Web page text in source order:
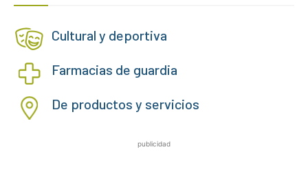
Cultural y deportiva
Farmacias de guardia
De productos y servicios
publicidad